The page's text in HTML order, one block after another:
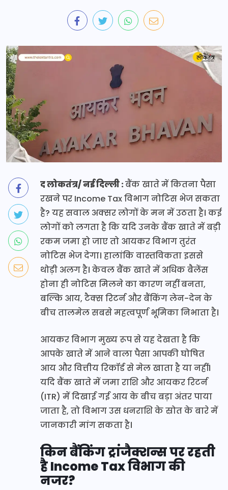
द लोकतंत्र/ नई दिल्ली :बैंक खाते में कितना पैसा
रखने पर Income Tax विभाग नोटिस भेज सकता
है? यह सवाल अक्सर लोगों के मन में उठता है। कई
लोगों को लगता है कि यदि उनके बैंक खाते में बड़ी
रकम जमा हो जाए तो आयकर विभाग तुरंत
नोटिस भेज देगा। हालांकि वास्तविकता इससे
थोड़ी अलग है। केवल बैंक खाते में अधिक बैलेंस
होना ही नोटिस मिलने का कारण नहीं बनता,
बल्कि आय, टैक्स रिटर्न और बैंकिंग लेन-देन के
बीच तालमेल सबसे महत्वपूर्ण भूमिका निभाता है।
आयकर विभाग मुख्य रूप से यह देखता है कि
आपके खाते में आने वाला पैसा आपकी घोषित
आय और वित्तीय रिकॉर्ड से मेल खाता है या नहीं।
यदि बैंक खाते में जमा राशि और आयकर रिटर्न
(ITR) में दिखाई गई आय के बीच बड़ा अंतर पाया
जाता है, तो विभाग उस धनराशि के स्रोत के बारे में
जानकारी मांग सकता है।
किन बैंकिंग ट्रांजैक्शन्स पर रहती
है Income Tax विभाग की
नजर?